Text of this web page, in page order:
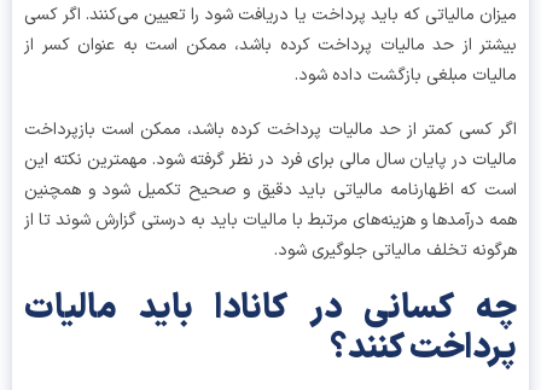
مالیاتی که باید پرداخت یا دریافت شود را تعیین می‌کنند. اگر کسی
از حد مالیات پرداخت کرده باشد، ممکن است به عنوان کسر از
مبلغی بازگشت داده شود.
کسی کمتر از حد مالیات پرداخت کرده باشد، ممکن است بازپرداخت
در پایان سال مالی برای فرد در نظر گرفته شود. مهمترین نکته این
که اظهارنامه مالیاتی باید دقیق و صحیح تکمیل شود و همچنین
درآمدها و هزینه‌های مرتبط با مالیات باید به درستی گزارش شوند تا از
تخلف مالیاتی جلوگیری شود.
کسانی در کانادا باید مالیات
کنند؟